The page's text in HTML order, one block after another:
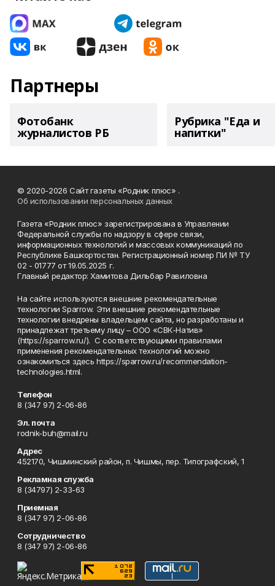
Партнеры
Фотобанк
журналистов РБ
Рубрика "Еда и
напитки"
© 2020-2026 Сайт газеты «Родник плюс» .
Об использовании персональных данных
Газета «Родник плюс» зарегистрирована в Управлении
Федеральной службы по надзору в сфере связи,
информационных технологий и массовых коммуникаций по
Республике Башкортостан. Регистрационный номер ПИ № ТУ
02 - 01777 от 19.05.2025 г.
Главный редактор: Хамитова Дильбар Равиловна
На сайте используются внешние рекомендательные
технологии Sparrow. Эти внешние рекомендательные
технологии внедрены владельцем сайта, но разработаны и
принадлежат третьему лицу – ООО «СВК-Натив»
(https://sparrow.ru/). С соответствующими правилами
применения рекомендательных технологий можно
ознакомиться здесь https://sparrow.ru/recommendation-
technologies.html.
Телефон
8 (347 97) 2-06-86
Эл. почта
rodnik-buh@mail.ru
Адрес
452170, Чишминский район, п. Чишмы, пер. Типографский, 1
Рекламная служба
8 (34797) 2-33-63
Приемная
8 (347 97) 2-06-86
Сотрудничество
8 (347 97) 2-06-86